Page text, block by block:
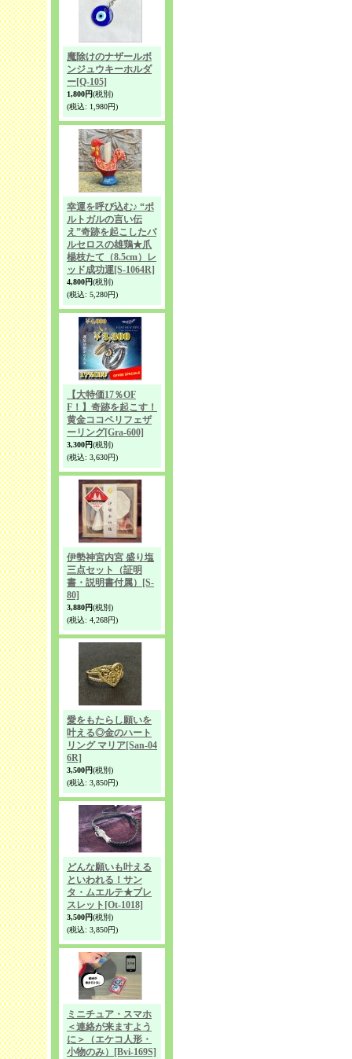
魔除けのナザールボ
ンジュウキーホルダ
ー[Q-105]
1,800円(税別)
(税込: 1,980円)
幸運を呼び込む♪ “ポ
ルトガルの言い伝
え”奇跡を起こしたバ
ルセロスの雄鶏★爪
楊枝たて（8.5cm）レ
ッド成功運[S-1064R]
4,800円(税別)
(税込: 5,280円)
【大特価17％OF
F！】奇跡を起こす！
黄金ココペリフェザ
ーリング[Gra-600]
3,300円(税別)
(税込: 3,630円)
伊勢神宮内宮 盛り塩
三点セット（証明
書・説明書付属）
[S-
80]
3,880円(税別)
(税込: 4,268円)
愛をもたらし願いを
叶える◎金のハート
リング マリア[San-04
6R]
3,500円(税別)
(税込: 3,850円)
どんな願いも叶える
といわれる！サン
タ・ムエルテ★ブレ
スレット [Ot-1018]
3,500円(税別)
(税込: 3,850円)
ミニチュア・スマホ
＜連絡が来ますよう
に＞（エケコ人形・
小物のみ）
[Bvi-169S]